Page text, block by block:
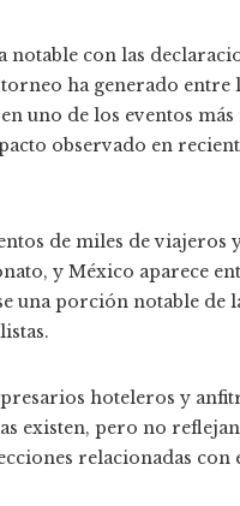
con las
ha generado
uno de los eventos
observado en
de miles de viajeros
y México aparece
una porción notable de
hoteleros y
existen, pero no
relacionadas con